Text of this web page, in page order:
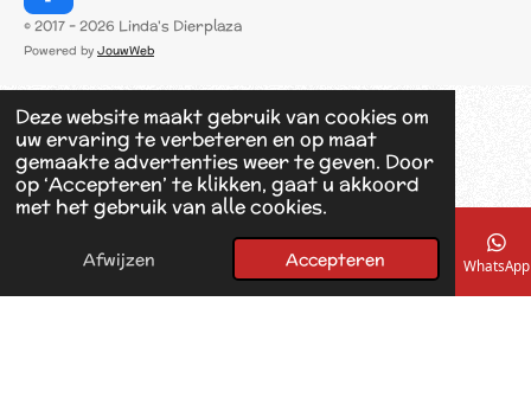
Deze website maakt gebruik van cookies om
uw ervaring te verbeteren en op maat
gemaakte advertenties weer te geven. Door
op ‘Accepteren’ te klikken, gaat u akkoord
met het gebruik van alle cookies.
Afwijzen Accepteren
a
c
b
o
o
k
© 2017 - 2026 Linda's Dierplaza
Powered by JouwWeb
E-mailadres Telefoonnummer Kaart Facebook WhatsApp